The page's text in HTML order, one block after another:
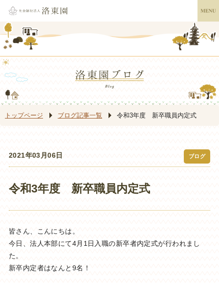
トップページ ブログ記事一覧 令和3年度 新卒職員内定式
2021年03月06日 ブログ
令和3年度 新卒職員内定式
皆さん、こんにちは。
今日、法人本部にて4月1日入職の新卒者内定式が行われまし
た。
新卒内定者はなんと9名！